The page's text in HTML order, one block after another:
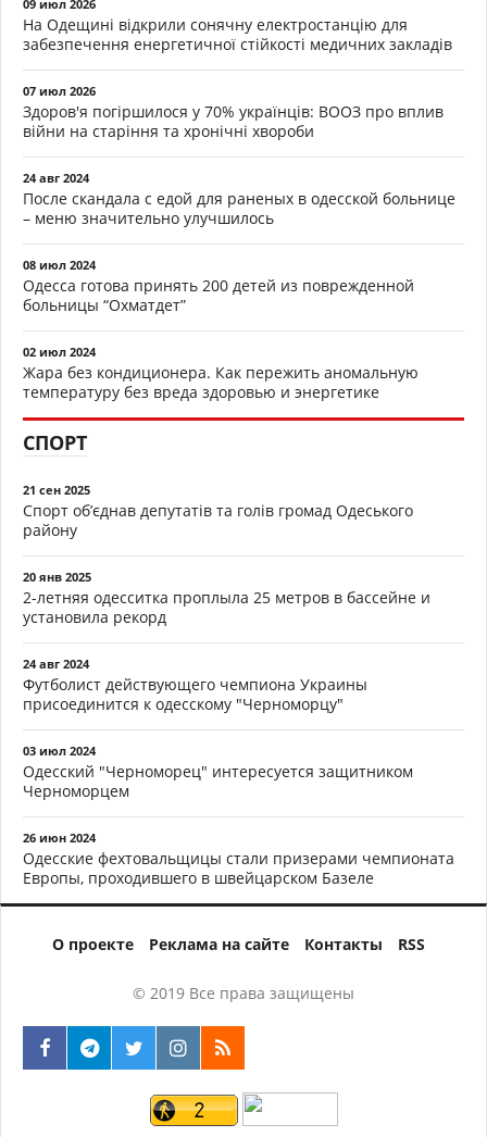
09 июл 2026
На Одещині відкрили сонячну електростанцію для
забезпечення енергетичної стійкості медичних закладів
07 июл 2026
Здоров'я погіршилося у 70% українців: ВООЗ про вплив
війни на старіння та хронічні хвороби
24 авг 2024
После скандала с едой для раненых в одесской больнице
– меню значительно улучшилось
08 июл 2024
Одесса готова принять 200 детей из поврежденной
больницы “Охматдет”
02 июл 2024
Жара без кондиционера. Как пережить аномальную
температуру без вреда здоровью и энергетике
СПОРТ
21 сен 2025
Спорт об’єднав депутатів та голів громад Одеського
району
20 янв 2025
2-летняя одесситка проплыла 25 метров в бассейне и
установила рекорд
24 авг 2024
Футболист действующего чемпиона Украины
присоединится к одесскому "Черноморцу"
03 июл 2024
Одесский "Черноморец" интересуется защитником
Черноморцем
26 июн 2024
Одесские фехтовальщицы стали призерами чемпионата
Европы, проходившего в швейцарском Базеле
О проекте Реклама на сайте Контакты RSS
© 2019 Все права защищены